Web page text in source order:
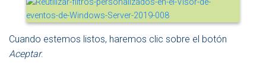
Cuando estemos listos, haremos clic sobre el botón
Aceptar.